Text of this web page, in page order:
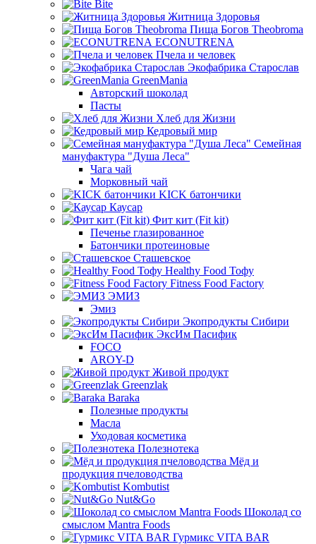
Bite
Житница Здоровья
Пища Богов Theobroma
ECONUTRENA
Пчела и человек
Экофабрика Старослав
GreenMania
Авторский шоколад
Пасты
Хлеб для Жизни
Кедровый мир
Семейная
мануфактура "Душа Леса"
Чага чай
Морковный чай
KICK батончики
Каусар
Фит кит (Fit kit)
Печенье глазированное
Батончики протеиновые
Сташевское
Healthy Food Тофу
Fitness Food Factory
ЭМИЗ
Эмиз
Экопродукты Сибири
ЭксИм Пасифик
FOCO
AROY-D
Живой продукт
Greenzlak
Baraka
Полезные продукты
Масла
Уходовая косметика
Полезнотека
Мёд и
продукция пчеловодства
Kombutist
Nut&Go
Шоколад со
смыслом Mantra Foods
Гурмикс VITA BAR